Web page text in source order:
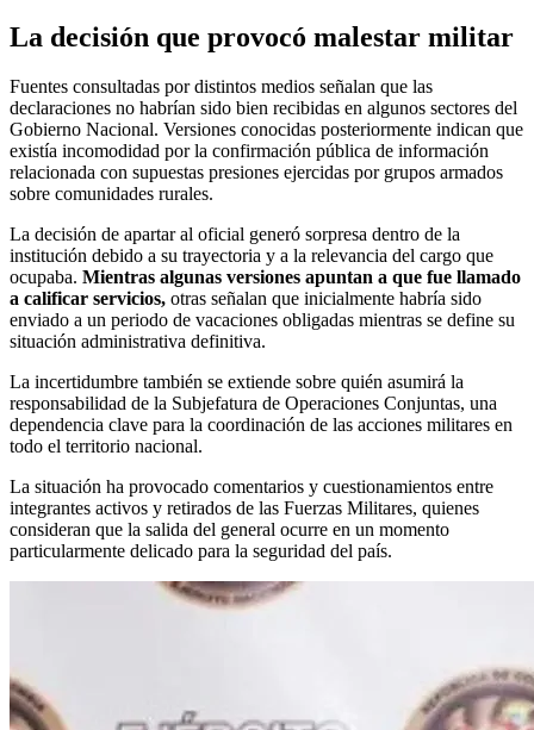
La decisión que provocó malestar militar
Fuentes consultadas por distintos medios señalan que las
declaraciones no habrían sido bien recibidas en algunos sectores del
Gobierno Nacional. Versiones conocidas posteriormente indican que
existía incomodidad por la confirmación pública de información
relacionada con supuestas presiones ejercidas por grupos armados
sobre comunidades rurales.
La decisión de apartar al oficial generó sorpresa dentro de la
institución debido a su trayectoria y a la relevancia del cargo que
ocupaba. Mientras algunas versiones apuntan a que fue llamado
a calificar servicios, otras señalan que inicialmente habría sido
enviado a un periodo de vacaciones obligadas mientras se define su
situación administrativa definitiva.
La incertidumbre también se extiende sobre quién asumirá la
responsabilidad de la Subjefatura de Operaciones Conjuntas, una
dependencia clave para la coordinación de las acciones militares en
todo el territorio nacional.
La situación ha provocado comentarios y cuestionamientos entre
integrantes activos y retirados de las Fuerzas Militares, quienes
consideran que la salida del general ocurre en un momento
particularmente delicado para la seguridad del país.